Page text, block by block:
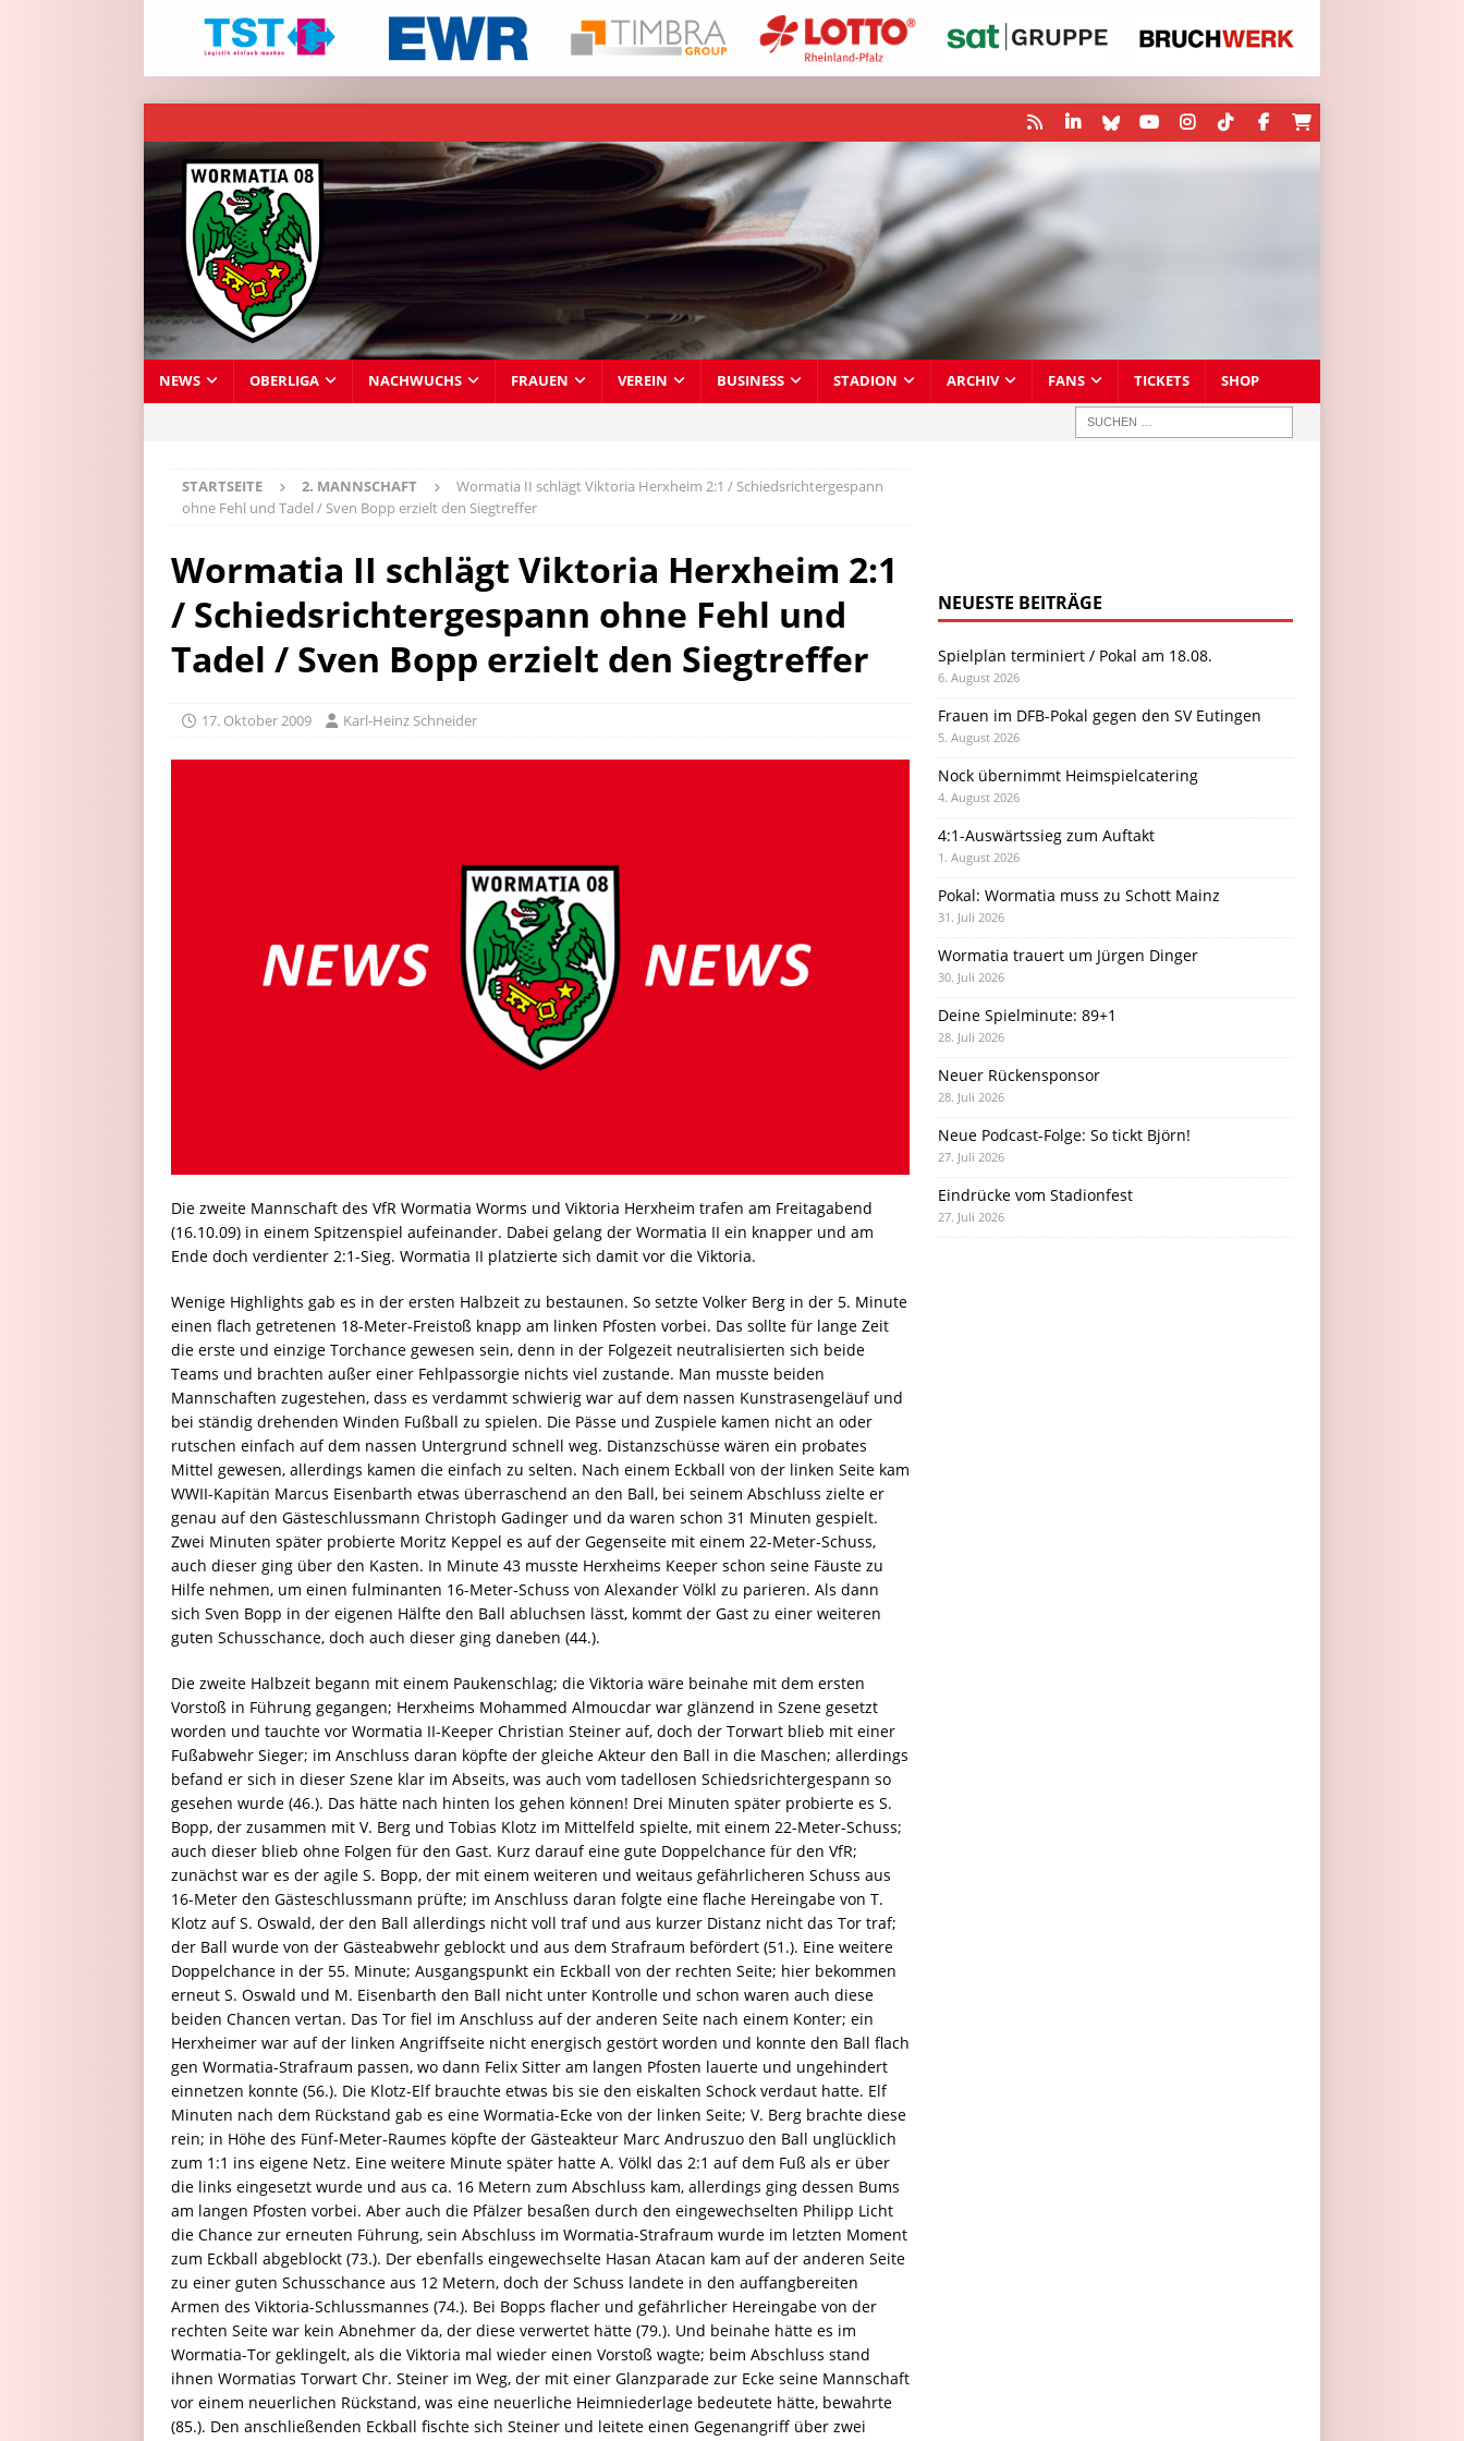
NEWS OBERLIGA NACHWUCHS FRAUEN VEREIN BUSINESS STADION ARCHIV FANS TICKETS SHOP
STARTSEITE 2. MANNSCHAFT
Wormatia II schlägt Viktoria Herxheim 2:1 / Schiedsrichtergespann
ohne Fehl und Tadel / Sven Bopp erzielt den Siegtreffer
Wormatia II schlägt Viktoria Herxheim 2:1
/ Schiedsrichtergespann ohne Fehl und
Tadel / Sven Bopp erzielt den Siegtreffer
17. Oktober 2009 Karl-Heinz Schneider
Die zweite Mannschaft des VfR Wormatia Worms und Viktoria Herxheim trafen am Freitagabend
(16.10.09) in einem Spitzenspiel aufeinander. Dabei gelang der Wormatia II ein knapper und am
Ende doch verdienter 2:1-Sieg. Wormatia II platzierte sich damit vor die Viktoria.
Wenige Highlights gab es in der ersten Halbzeit zu bestaunen. So setzte Volker Berg in der 5. Minute
einen flach getretenen 18-Meter-Freistoß knapp am linken Pfosten vorbei. Das sollte für lange Zeit
die erste und einzige Torchance gewesen sein, denn in der Folgezeit neutralisierten sich beide
Teams und brachten außer einer Fehlpassorgie nichts viel zustande. Man musste beiden
Mannschaften zugestehen, dass es verdammt schwierig war auf dem nassen Kunstrasengeläuf und
bei ständig drehenden Winden Fußball zu spielen. Die Pässe und Zuspiele kamen nicht an oder
rutschen einfach auf dem nassen Untergrund schnell weg. Distanzschüsse wären ein probates
Mittel gewesen, allerdings kamen die einfach zu selten. Nach einem Eckball von der linken Seite kam
WWII-Kapitän Marcus Eisenbarth etwas überraschend an den Ball, bei seinem Abschluss zielte er
genau auf den Gästeschlussmann Christoph Gadinger und da waren schon 31 Minuten gespielt.
Zwei Minuten später probierte Moritz Keppel es auf der Gegenseite mit einem 22-Meter-Schuss,
auch dieser ging über den Kasten. In Minute 43 musste Herxheims Keeper schon seine Fäuste zu
Hilfe nehmen, um einen fulminanten 16-Meter-Schuss von Alexander Völkl zu parieren. Als dann
sich Sven Bopp in der eigenen Hälfte den Ball abluchsen lässt, kommt der Gast zu einer weiteren
guten Schusschance, doch auch dieser ging daneben (44.).
Die zweite Halbzeit begann mit einem Paukenschlag; die Viktoria wäre beinahe mit dem ersten
Vorstoß in Führung gegangen; Herxheims Mohammed Almoucdar war glänzend in Szene gesetzt
worden und tauchte vor Wormatia II-Keeper Christian Steiner auf, doch der Torwart blieb mit einer
Fußabwehr Sieger; im Anschluss daran köpfte der gleiche Akteur den Ball in die Maschen; allerdings
befand er sich in dieser Szene klar im Abseits, was auch vom tadellosen Schiedsrichtergespann so
gesehen wurde (46.). Das hätte nach hinten los gehen können! Drei Minuten später probierte es S.
Bopp, der zusammen mit V. Berg und Tobias Klotz im Mittelfeld spielte, mit einem 22-Meter-Schuss;
auch dieser blieb ohne Folgen für den Gast. Kurz darauf eine gute Doppelchance für den VfR;
zunächst war es der agile S. Bopp, der mit einem weiteren und weitaus gefährlicheren Schuss aus
16-Meter den Gästeschlussmann prüfte; im Anschluss daran folgte eine flache Hereingabe von T.
Klotz auf S. Oswald, der den Ball allerdings nicht voll traf und aus kurzer Distanz nicht das Tor traf;
der Ball wurde von der Gästeabwehr geblockt und aus dem Strafraum befördert (51.). Eine weitere
Doppelchance in der 55. Minute; Ausgangspunkt ein Eckball von der rechten Seite; hier bekommen
erneut S. Oswald und M. Eisenbarth den Ball nicht unter Kontrolle und schon waren auch diese
beiden Chancen vertan. Das Tor fiel im Anschluss auf der anderen Seite nach einem Konter; ein
Herxheimer war auf der linken Angriffseite nicht energisch gestört worden und konnte den Ball flach
gen Wormatia-Strafraum passen, wo dann Felix Sitter am langen Pfosten lauerte und ungehindert
einnetzen konnte (56.). Die Klotz-Elf brauchte etwas bis sie den eiskalten Schock verdaut hatte. Elf
Minuten nach dem Rückstand gab es eine Wormatia-Ecke von der linken Seite; V. Berg brachte diese
rein; in Höhe des Fünf-Meter-Raumes köpfte der Gästeakteur Marc Andruszuo den Ball unglücklich
zum 1:1 ins eigene Netz. Eine weitere Minute später hatte A. Völkl das 2:1 auf dem Fuß als er über
die links eingesetzt wurde und aus ca. 16 Metern zum Abschluss kam, allerdings ging dessen Bums
am langen Pfosten vorbei. Aber auch die Pfälzer besaßen durch den eingewechselten Philipp Licht
die Chance zur erneuten Führung, sein Abschluss im Wormatia-Strafraum wurde im letzten Moment
zum Eckball abgeblockt (73.). Der ebenfalls eingewechselte Hasan Atacan kam auf der anderen Seite
zu einer guten Schusschance aus 12 Metern, doch der Schuss landete in den auffangbereiten
Armen des Viktoria-Schlussmannes (74.). Bei Bopps flacher und gefährlicher Hereingabe von der
rechten Seite war kein Abnehmer da, der diese verwertet hätte (79.). Und beinahe hätte es im
Wormatia-Tor geklingelt, als die Viktoria mal wieder einen Vorstoß wagte; beim Abschluss stand
ihnen Wormatias Torwart Chr. Steiner im Weg, der mit einer Glanzparade zur Ecke seine Mannschaft
vor einem neuerlichen Rückstand, was eine neuerliche Heimniederlage bedeutete hätte, bewahrte
(85.). Den anschließenden Eckball fischte sich Steiner und leitete einen Gegenangriff über zwei
NEUESTE BEITRÄGE
Spielplan terminiert / Pokal am 18.08.
6. August 2026
Frauen im DFB-Pokal gegen den SV Eutingen
5. August 2026
Nock übernimmt Heimspielcatering
4. August 2026
4:1-Auswärtssieg zum Auftakt
1. August 2026
Pokal: Wormatia muss zu Schott Mainz
31. Juli 2026
Wormatia trauert um Jürgen Dinger
30. Juli 2026
Deine Spielminute: 89+1
28. Juli 2026
Neuer Rückensponsor
28. Juli 2026
Neue Podcast-Folge: So tickt Björn!
27. Juli 2026
Eindrücke vom Stadionfest
27. Juli 2026